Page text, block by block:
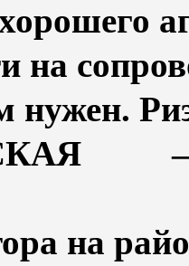
на
нужен.
–